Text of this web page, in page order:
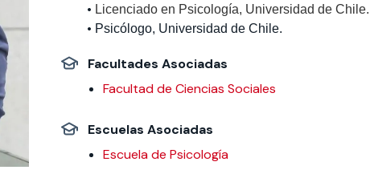
• Licenciado en Psicología, Universidad de Chile.
• Psicólogo, Universidad de Chile.
Facultades Asociadas
Facultad de Ciencias Sociales
Escuelas Asociadas
Escuela de Psicología